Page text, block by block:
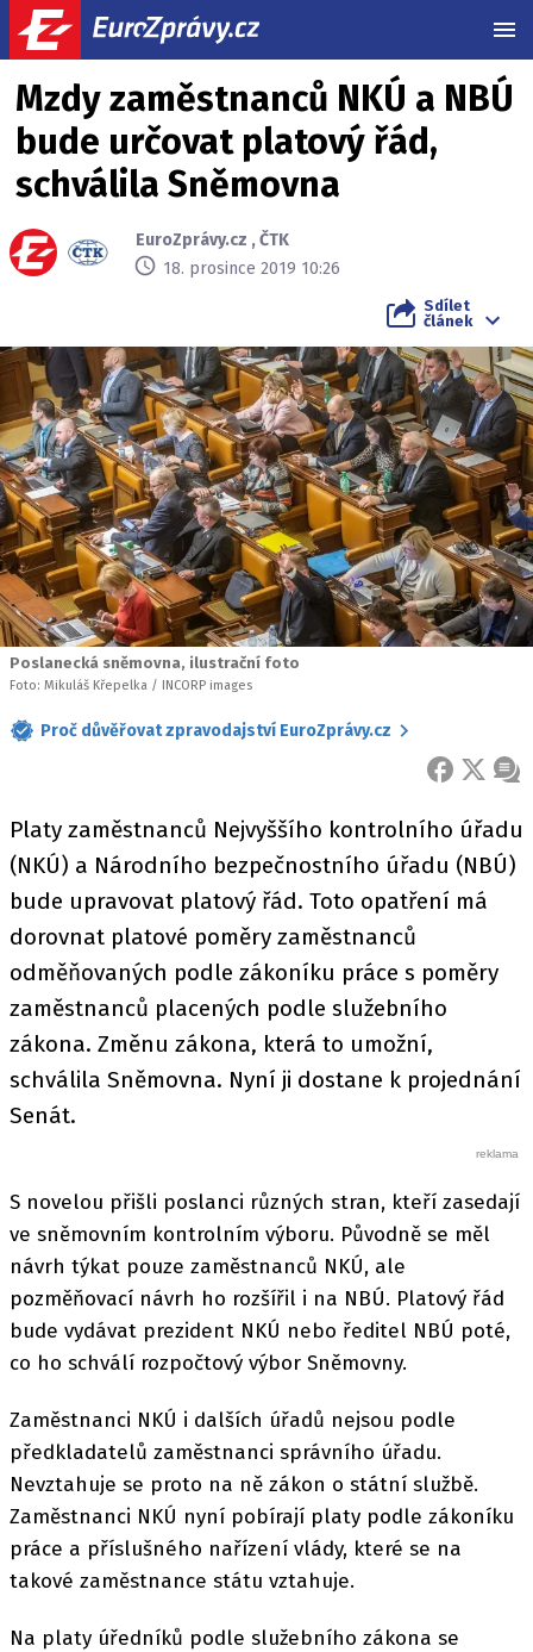
Mzdy zaměstnanců NKÚ a NBÚ
bude určovat platový řád,
schválila Sněmovna
EuroZprávy.cz ,ČTK
18. prosince 2019 10:26
Sdílet
článek
Poslanecká sněmovna, ilustrační foto
Foto: Mikuláš Křepelka / INCORP images
Proč důvěřovat zpravodajství EuroZprávy.cz
FACEBOOK
X
Platy zaměstnanců Nejvyššího kontrolního úřadu
(NKÚ) a Národního bezpečnostního úřadu (NBÚ)
bude upravovat platový řád. Toto opatření má
dorovnat platové poměry zaměstnanců
odměňovaných podle zákoníku práce s poměry
zaměstnanců placených podle služebního
zákona. Změnu zákona, která to umožní,
schválila Sněmovna. Nyní ji dostane k projednání
Senát.
S novelou přišli poslanci různých stran, kteří zasedají
ve sněmovním kontrolním výboru. Původně se měl
návrh týkat pouze zaměstnanců NKÚ, ale
pozměňovací návrh ho rozšířil i na NBÚ. Platový řád
bude vydávat prezident NKÚ nebo ředitel NBÚ poté,
co ho schválí rozpočtový výbor Sněmovny.
Zaměstnanci NKÚ i dalších úřadů nejsou podle
předkladatelů zaměstnanci správního úřadu.
Nevztahuje se proto na ně zákon o státní službě.
Zaměstnanci NKÚ nyní pobírají platy podle zákoníku
práce a příslušného nařízení vlády, které se na
takové zaměstnance státu vztahuje.
Na platy úředníků podle služebního zákona se